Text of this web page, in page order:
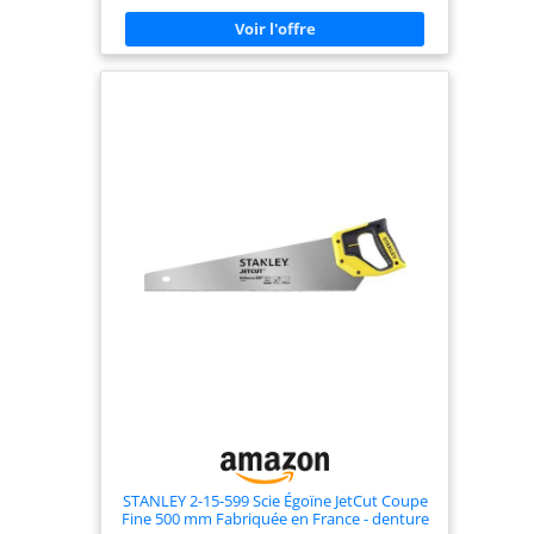
de grandes performances pour couper les bois de
dimensions diversifiées Qualité d’exécution : sa
lame de 0,85 mm permet à l’utilisateur de couper
de manière très précise sans flambage. Elle ne
qualité supérieure traitée HardPoint, et une
poignée bi matière supportant les chocs, la scie
égoïne JetCut 2-15-283 STANLEY garantit une
résistance à toute épreuve et une durée plus
longue, pour convenir à un usage professionnel
STANLEY 2-15-599 Scie Égoïne JetCut Coupe
Fine 500 mm Fabriquée en France - denture